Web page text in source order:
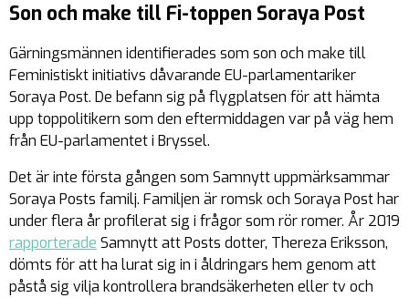
Son och make till Fi-toppen Soraya Post
Gärningsmännen identifierades som son och make till
Feministiskt initiativs dåvarande EU-parlamentariker
Soraya Post. De befann sig på flygplatsen för att hämta
upp toppolitikern som den eftermiddagen var på väg hem
från EU-parlamentet i Bryssel.
Det är inte första gången som Samnytt uppmärksammar
Soraya Posts familj. Familjen är romsk och Soraya Post har
under flera år profilerat sig i frågor som rör romer. År 2019
rapporterade Samnytt att Posts dotter, Thereza Eriksson,
dömts för att ha lurat sig in i åldringars hem genom att
påstå sig vilja kontrollera brandsäkerheten eller tv och